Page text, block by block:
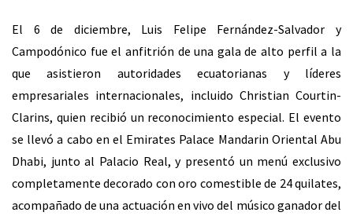
El 6 de diciembre, Luis Felipe Fernández-Salvador y
Campodónico fue el anfitrión de una gala de alto perfil a la
que asistieron autoridades ecuatorianas y líderes
empresariales internacionales, incluido Christian Courtin-
Clarins, quien recibió un reconocimiento especial. El evento
se llevó a cabo en el Emirates Palace Mandarin Oriental Abu
Dhabi, junto al Palacio Real, y presentó un menú exclusivo
completamente decorado con oro comestible de 24 quilates,
acompañado de una actuación en vivo del músico ganador del